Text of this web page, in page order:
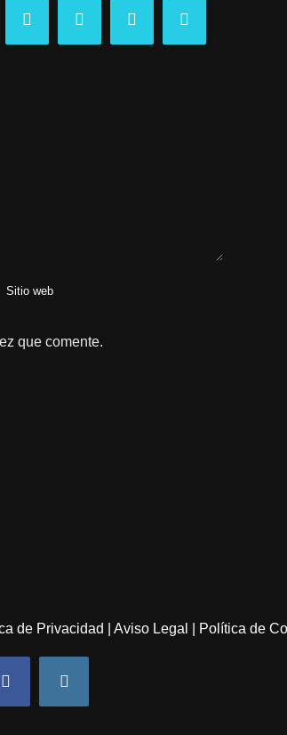
FacebookTwitter Tumblr Pinterest
que comente.
de Privacidad | Aviso Legal Política de